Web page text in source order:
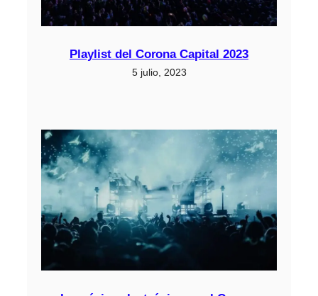
Playlist del Corona Capital 2023
5 julio, 2023